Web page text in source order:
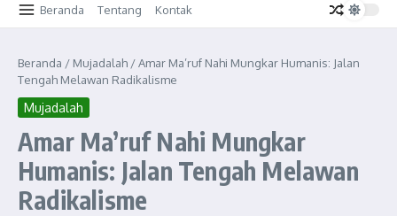
Beranda Tentang Kontak
Beranda / Mujadalah /Amar Ma’ruf Nahi Mungkar Humanis: Jalan
Tengah Melawan Radikalisme
Mujadalah
Amar Ma’ruf Nahi Mungkar
Humanis: Jalan Tengah Melawan
Radikalisme